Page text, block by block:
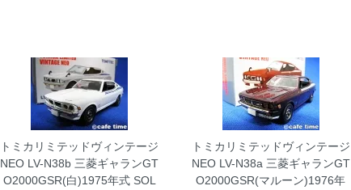
トミカリミテッドヴィンテージ
NEO LV-N38b 三菱ギャランGT
O2000GSR(白)1975年式SOL
トミカリミテッドヴィンテージ
NEO LV-N38a 三菱ギャランGT
O2000GSR(マルーン)1976年